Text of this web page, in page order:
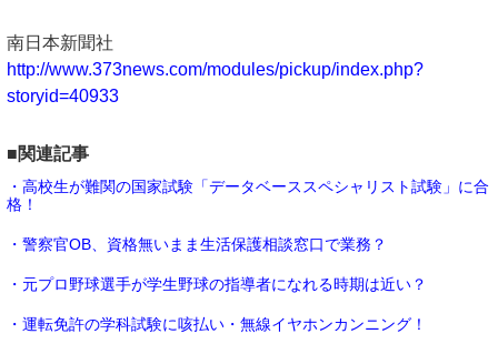
南日本新聞社
http://www.373news.com/modules/pickup/index.php?
storyid=40933
■関連記事
・高校生が難関の国家試験「データベーススペシャリスト試験」に合
格！
・警察官OB、資格無いまま生活保護相談窓口で業務？
・元プロ野球選手が学生野球の指導者になれる時期は近い？
・運転免許の学科試験に咳払い・無線イヤホンカンニング！